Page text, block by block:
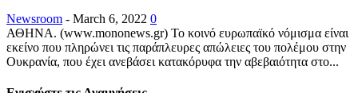
Newsroom - March 6, 2022 0
ΑΘΗΝΑ. (www.mononews.gr) Το κοινό ευρωπαϊκό νόμισμα είναι
εκείνο που πληρώνει τις παράπλευρες απώλειες του πολέμου στην
Ουκρανία, που έχει ανεβάσει κατακόρυφα την αβεβαιότητα στο...